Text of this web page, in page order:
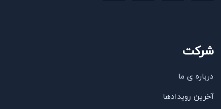
شرکت
درباره ی ما
آخرین رویدادها